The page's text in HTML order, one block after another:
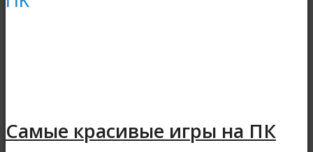
Самые красивые игры на ПК